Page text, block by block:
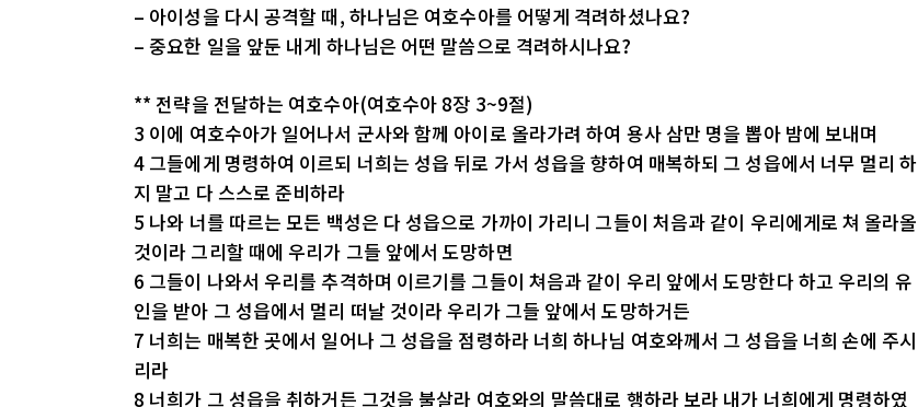
– 아이성을 다시 공격할 때, 하나님은 여호수아를 어떻게 격려하셨나요?
– 중요한 일을 앞둔 내게 하나님은 어떤 말씀으로 격려하시나요?
** 전략을 전달하는 여호수아(여호수아 8장 3~9절)
3 이에 여호수아가 일어나서 군사와 함께 아이로 올라가려 하여 용사 삼만 명을 뽑아 밤에 보내며
4 그들에게 명령하여 이르되 너희는 성읍 뒤로 가서 성읍을 향하여 매복하되 그 성읍에서 너무 멀리 하
지 말고 다 스스로 준비하라
5 나와 너를 따르는 모든 백성은 다 성읍으로 가까이 가리니 그들이 처음과 같이 우리에게로 쳐 올라올
것이라 그리할 때에 우리가 그들 앞에서 도망하면
6 그들이 나와서 우리를 추격하며 이르기를 그들이 쳐음과 같이 우리 앞에서 도망한다 하고 우리의 유
인을 받아 그 성읍에서 멀리 떠날 것이라 우리가 그들 앞에서 도망하거든
7 너희는 매복한 곳에서 일어나 그 성읍을 점령하라 너희 하나님 여호와께서 그 성읍을 너희 손에 주시
리라
8 너희가 그 성읍을 취하거든 그것을 불살라 여호와의 말씀대로 행하라 보라 내가 너희에게 명령하였